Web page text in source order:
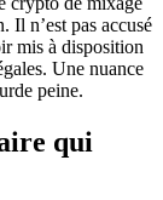
Il n’est pas accusé
mis à disposition
Une nuance
peine.
qui